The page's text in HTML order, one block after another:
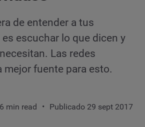
de entender a tus
escuchar lo que dicen y
Las redes
mejor fuente para esto.
6 min read Publicado 29 sept 2017